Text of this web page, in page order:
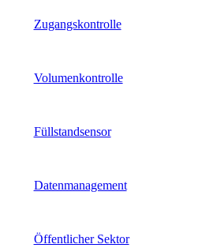
Zugangskontrolle
Volumenkontrolle
Füllstandsensor
Datenmanagement
Öffentlicher Sektor